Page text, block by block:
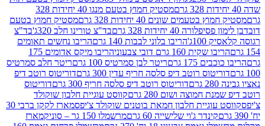
מסטיק חמוץ בטעם מנגו 40 יחידות 328
בטעמים שונים 40 יחידות 328 גרם
מסטיק חמוץ בטעם
40 יחידות 328 גרם
בד"צ טורינו חלב 320ג'
בד"צ
הריבו בלוני לבבות 140 גרם
הריבו נחשים תאומים
160 גרם דובי צבעוני
הריבו מיקס אדומים 175
175 גרם
ריטר לבן סמרטיס 100 גרם
ריטר חלב סמרטיס
רוטב דיפ סלסה חריף עדין 300 גרם
דוריטוס רוטב דיפ
דוריטוס רוטב דיפ סלסה חריף 300 גרם
דוריטוס
חמוצה ושום 280 גרם
קווסט עוגיית חלבון שוקולד
עוגיית חלבון חמאת בוטנים שוקולד צ'יפס
מארז לקקן ברבי 30
קינדר ג'וי שלישייה 60 גרם
מרשמלו 150 גר – סוניק
מארז